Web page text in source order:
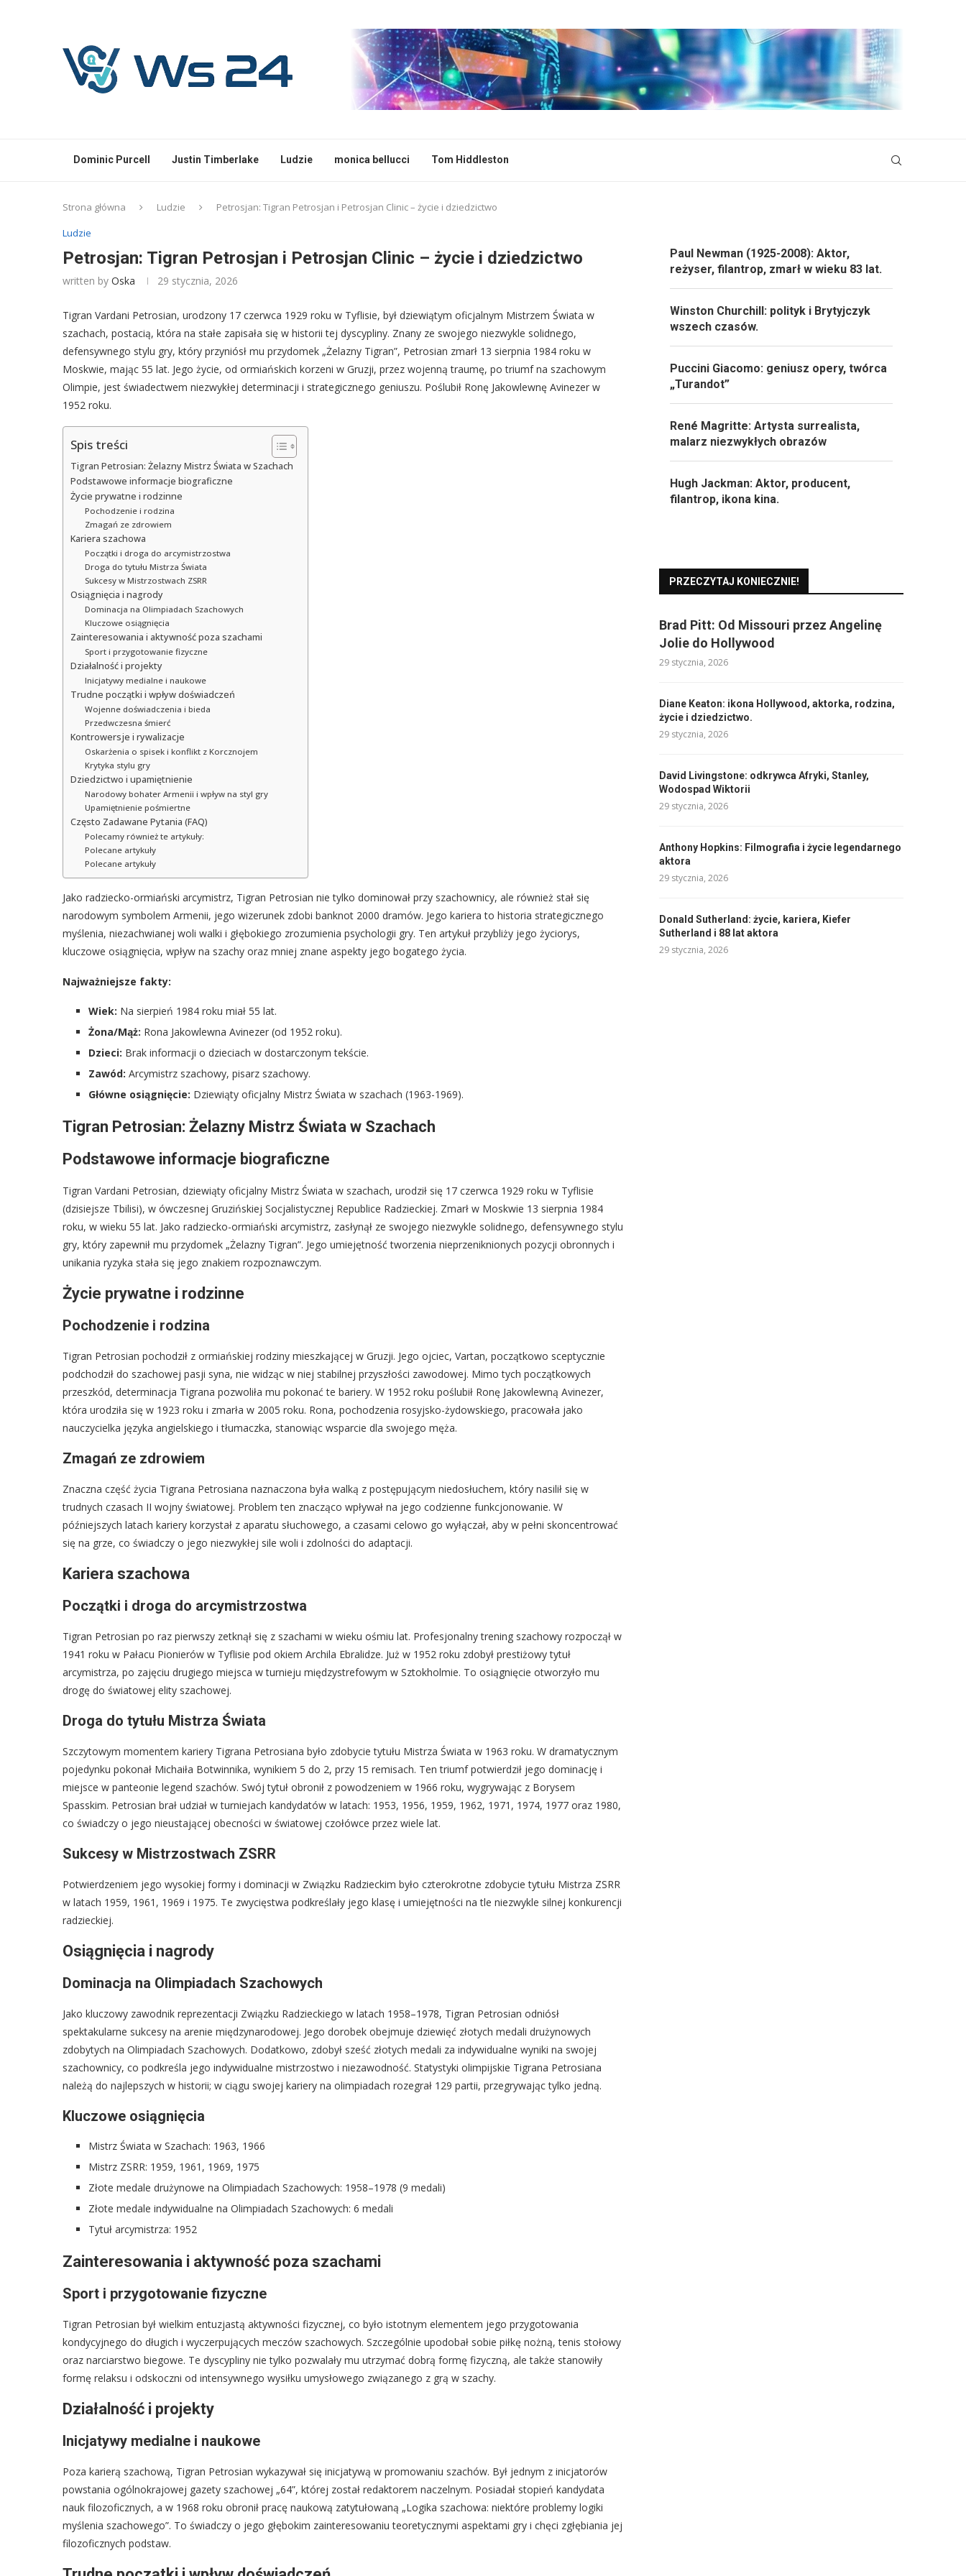
Dominic Purcell Justin Timberlake Ludzie monica bellucci Tom Hiddleston
Strona główna Ludzie
Petrosjan: Tigran Petrosjan i Petrosjan Clinic – życie i dziedzictwo
Ludzie
Petrosjan: Tigran Petrosjan i Petrosjan Clinic – życie i dziedzictwo
written by Oska 29 stycznia, 2026
Tigran Vardani Petrosian, urodzony 17 czerwca 1929 roku w Tyflisie, był dziewiątym oficjalnym Mistrzem Świata w
szachach, postacią, która na stałe zapisała się w historii tej dyscypliny. Znany ze swojego niezwykle solidnego,
defensywnego stylu gry, który przyniósł mu przydomek „Żelazny Tigran”, Petrosian zmarł 13 sierpnia 1984 roku w
Moskwie, mając 55 lat. Jego życie, od ormiańskich korzeni w Gruzji, przez wojenną traumę, po triumf na szachowym
Olimpie, jest świadectwem niezwykłej determinacji i strategicznego geniuszu. Poślubił Ronę Jakowlewnę Avinezer w
1952 roku.
Spis treści
Tigran Petrosian: Żelazny Mistrz Świata w Szachach
Podstawowe informacje biograficzne
Życie prywatne i rodzinne
Pochodzenie i rodzina
Zmagań ze zdrowiem
Kariera szachowa
Początki i droga do arcymistrzostwa
Droga do tytułu Mistrza Świata
Sukcesy w Mistrzostwach ZSRR
Osiągnięcia i nagrody
Dominacja na Olimpiadach Szachowych
Kluczowe osiągnięcia
Zainteresowania i aktywność poza szachami
Sport i przygotowanie fizyczne
Działalność i projekty
Inicjatywy medialne i naukowe
Trudne początki i wpływ doświadczeń
Wojenne doświadczenia i bieda
Przedwczesna śmierć
Kontrowersje i rywalizacje
Oskarżenia o spisek i konflikt z Korcznojem
Krytyka stylu gry
Dziedzictwo i upamiętnienie
Narodowy bohater Armenii i wpływ na styl gry
Upamiętnienie pośmiertne
Często Zadawane Pytania (FAQ)
Polecamy również te artykuły:
Polecane artykuły
Polecane artykuły
Jako radziecko-ormiański arcymistrz, Tigran Petrosian nie tylko dominował przy szachownicy, ale również stał się
narodowym symbolem Armenii, jego wizerunek zdobi banknot 2000 dramów. Jego kariera to historia strategicznego
myślenia, niezachwianej woli walki i głębokiego zrozumienia psychologii gry. Ten artykuł przybliży jego życiorys,
kluczowe osiągnięcia, wpływ na szachy oraz mniej znane aspekty jego bogatego życia.
Najważniejsze fakty:
Wiek: Na sierpień 1984 roku miał 55 lat.
Żona/Mąż: Rona Jakowlewna Avinezer (od 1952 roku).
Dzieci: Brak informacji o dzieciach w dostarczonym tekście.
Zawód: Arcymistrz szachowy, pisarz szachowy.
Główne osiągnięcie: Dziewiąty oficjalny Mistrz Świata w szachach (1963-1969).
Tigran Petrosian: Żelazny Mistrz Świata w Szachach
Podstawowe informacje biograficzne
Tigran Vardani Petrosian, dziewiąty oficjalny Mistrz Świata w szachach, urodził się 17 czerwca 1929 roku w Tyflisie
(dzisiejsze Tbilisi), w ówczesnej Gruzińskiej Socjalistycznej Republice Radzieckiej. Zmarł w Moskwie 13 sierpnia 1984
roku, w wieku 55 lat. Jako radziecko-ormiański arcymistrz, zasłynął ze swojego niezwykle solidnego, defensywnego stylu
gry, który zapewnił mu przydomek „Żelazny Tigran”. Jego umiejętność tworzenia nieprzeniknionych pozycji obronnych i
unikania ryzyka stała się jego znakiem rozpoznawczym.
Życie prywatne i rodzinne
Pochodzenie i rodzina
Tigran Petrosian pochodził z ormiańskiej rodziny mieszkającej w Gruzji. Jego ojciec, Vartan, początkowo sceptycznie
podchodził do szachowej pasji syna, nie widząc w niej stabilnej przyszłości zawodowej. Mimo tych początkowych
przeszkód, determinacja Tigrana pozwoliła mu pokonać te bariery. W 1952 roku poślubił Ronę Jakowlewną Avinezer,
która urodziła się w 1923 roku i zmarła w 2005 roku. Rona, pochodzenia rosyjsko-żydowskiego, pracowała jako
nauczycielka języka angielskiego i tłumaczka, stanowiąc wsparcie dla swojego męża.
Zmagań ze zdrowiem
Znaczna część życia Tigrana Petrosiana naznaczona była walką z postępującym niedosłuchem, który nasilił się w
trudnych czasach II wojny światowej. Problem ten znacząco wpływał na jego codzienne funkcjonowanie. W
późniejszych latach kariery korzystał z aparatu słuchowego, a czasami celowo go wyłączał, aby w pełni skoncentrować
się na grze, co świadczy o jego niezwykłej sile woli i zdolności do adaptacji.
Kariera szachowa
Początki i droga do arcymistrzostwa
Tigran Petrosian po raz pierwszy zetknął się z szachami w wieku ośmiu lat. Profesjonalny trening szachowy rozpoczął w
1941 roku w Pałacu Pionierów w Tyflisie pod okiem Archila Ebralidze. Już w 1952 roku zdobył prestiżowy tytuł
arcymistrza, po zajęciu drugiego miejsca w turnieju międzystrefowym w Sztokholmie. To osiągnięcie otworzyło mu
drogę do światowej elity szachowej.
Droga do tytułu Mistrza Świata
Szczytowym momentem kariery Tigrana Petrosiana było zdobycie tytułu Mistrza Świata w 1963 roku. W dramatycznym
pojedynku pokonał Michaiła Botwinnika, wynikiem 5 do 2, przy 15 remisach. Ten triumf potwierdził jego dominację i
miejsce w panteonie legend szachów. Swój tytuł obronił z powodzeniem w 1966 roku, wygrywając z Borysem
Spasskim. Petrosian brał udział w turniejach kandydatów w latach: 1953, 1956, 1959, 1962, 1971, 1974, 1977 oraz 1980,
co świadczy o jego nieustającej obecności w światowej czołówce przez wiele lat.
Sukcesy w Mistrzostwach ZSRR
Potwierdzeniem jego wysokiej formy i dominacji w Związku Radzieckim było czterokrotne zdobycie tytułu Mistrza ZSRR
w latach 1959, 1961, 1969 i 1975. Te zwycięstwa podkreślały jego klasę i umiejętności na tle niezwykle silnej konkurencji
radzieckiej.
Osiągnięcia i nagrody
Dominacja na Olimpiadach Szachowych
Jako kluczowy zawodnik reprezentacji Związku Radzieckiego w latach 1958–1978, Tigran Petrosian odniósł
spektakularne sukcesy na arenie międzynarodowej. Jego dorobek obejmuje dziewięć złotych medali drużynowych
zdobytych na Olimpiadach Szachowych. Dodatkowo, zdobył sześć złotych medali za indywidualne wyniki na swojej
szachownicy, co podkreśla jego indywidualne mistrzostwo i niezawodność. Statystyki olimpijskie Tigrana Petrosiana
należą do najlepszych w historii; w ciągu swojej kariery na olimpiadach rozegrał 129 partii, przegrywając tylko jedną.
Kluczowe osiągnięcia
Mistrz Świata w Szachach: 1963, 1966
Mistrz ZSRR: 1959, 1961, 1969, 1975
Złote medale drużynowe na Olimpiadach Szachowych: 1958–1978 (9 medali)
Złote medale indywidualne na Olimpiadach Szachowych: 6 medali
Tytuł arcymistrza: 1952
Zainteresowania i aktywność poza szachami
Sport i przygotowanie fizyczne
Tigran Petrosian był wielkim entuzjastą aktywności fizycznej, co było istotnym elementem jego przygotowania
kondycyjnego do długich i wyczerpujących meczów szachowych. Szczególnie upodobał sobie piłkę nożną, tenis stołowy
oraz narciarstwo biegowe. Te dyscypliny nie tylko pozwalały mu utrzymać dobrą formę fizyczną, ale także stanowiły
formę relaksu i odskoczni od intensywnego wysiłku umysłowego związanego z grą w szachy.
Działalność i projekty
Inicjatywy medialne i naukowe
Poza karierą szachową, Tigran Petrosian wykazywał się inicjatywą w promowaniu szachów. Był jednym z inicjatorów
powstania ogólnokrajowej gazety szachowej „64”, której został redaktorem naczelnym. Posiadał stopień kandydata
nauk filozoficznych, a w 1968 roku obronił pracę naukową zatytułowaną „Logika szachowa: niektóre problemy logiki
myślenia szachowego”. To świadczy o jego głębokim zainteresowaniu teoretycznymi aspektami gry i chęci zgłębiania jej
filozoficznych podstaw.
Paul Newman (1925-2008): Aktor,
reżyser, filantrop, zmarł w wieku 83 lat.
Winston Churchill: polityk i Brytyjczyk
wszech czasów.
Puccini Giacomo: geniusz opery, twórca
„Turandot”
René Magritte: Artysta surrealista,
malarz niezwykłych obrazów
Hugh Jackman: Aktor, producent,
filantrop, ikona kina.
PRZECZYTAJ KONIECZNIE!
Brad Pitt: Od Missouri przez Angelinę
Jolie do Hollywood
29 stycznia, 2026
Diane Keaton: ikona Hollywood, aktorka, rodzina,
życie i dziedzictwo.
29 stycznia, 2026
David Livingstone: odkrywca Afryki, Stanley,
Wodospad Wiktorii
29 stycznia, 2026
Anthony Hopkins: Filmografia i życie legendarnego
aktora
29 stycznia, 2026
Donald Sutherland: życie, kariera, Kiefer
Sutherland i 88 lat aktora
29 stycznia, 2026